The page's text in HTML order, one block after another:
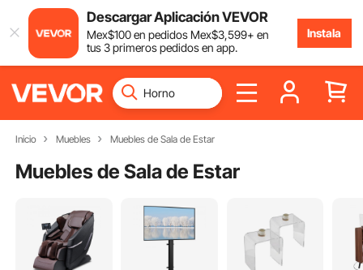
Descargar Aplicación VEVOR
Mex$100en pedidos Mex$3,599+ en
tus 3 primeros pedidos en app.
Instala
Inicio Muebles Muebles de Sala de Estar
Muebles de Sala de Estar